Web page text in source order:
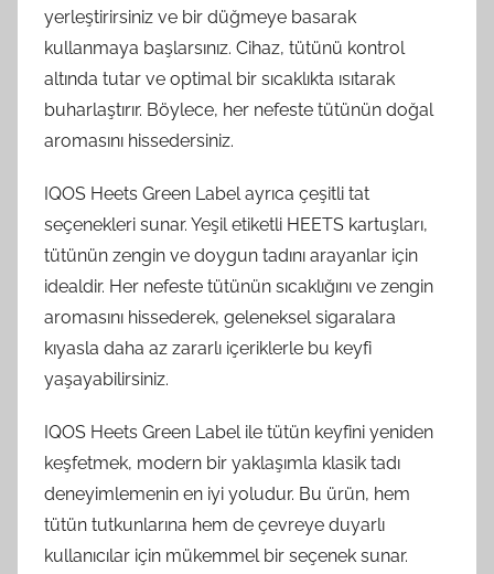
yerleştirirsiniz ve bir düğmeye basarak
kullanmaya başlarsınız. Cihaz, tütünü kontrol
altında tutar ve optimal bir sıcaklıkta ısıtarak
buharlaştırır. Böylece, her nefeste tütünün doğal
aromasını hissedersiniz.
IQOS Heets Green Label ayrıca çeşitli tat
seçenekleri sunar. Yeşil etiketli HEETS kartuşları,
tütünün zengin ve doygun tadını arayanlar için
idealdir. Her nefeste tütünün sıcaklığını ve zengin
aromasını hissederek, geleneksel sigaralara
kıyasla daha az zararlı içeriklerle bu keyfi
yaşayabilirsiniz.
IQOS Heets Green Label ile tütün keyfini yeniden
keşfetmek, modern bir yaklaşımla klasik tadı
deneyimlemenin en iyi yoludur. Bu ürün, hem
tütün tutkunlarına hem de çevreye duyarlı
kullanıcılar için mükemmel bir seçenek sunar.